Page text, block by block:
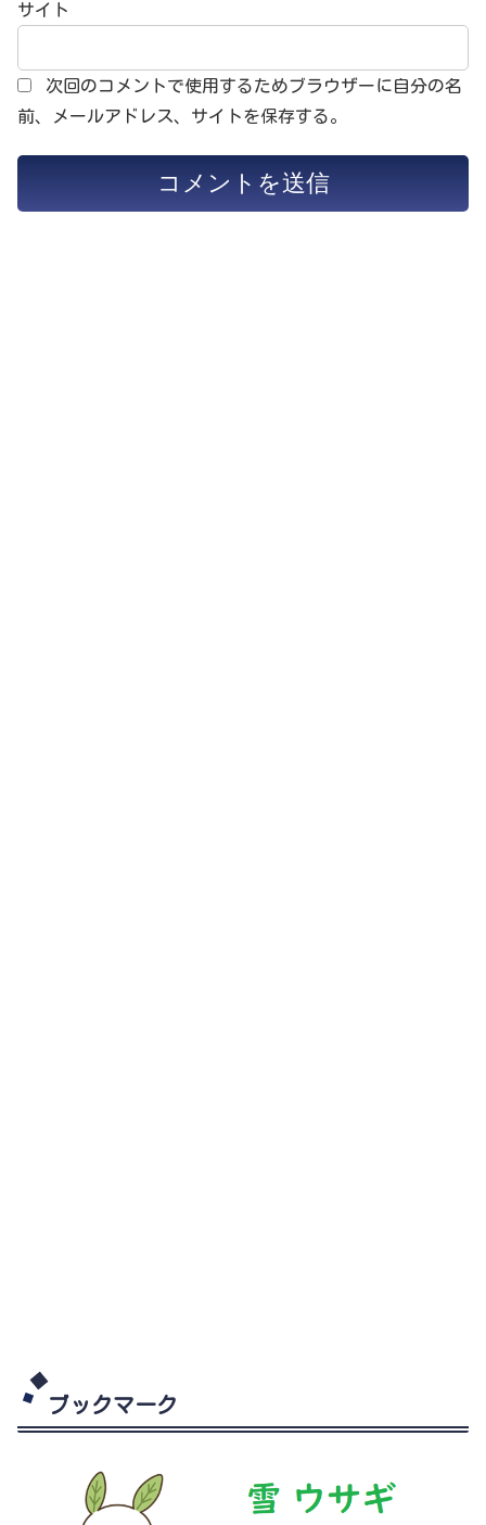
サイト
次回のコメントで使用するためブラウザーに自分の名
前、メールアドレス、サイトを保存する。
ブックマーク